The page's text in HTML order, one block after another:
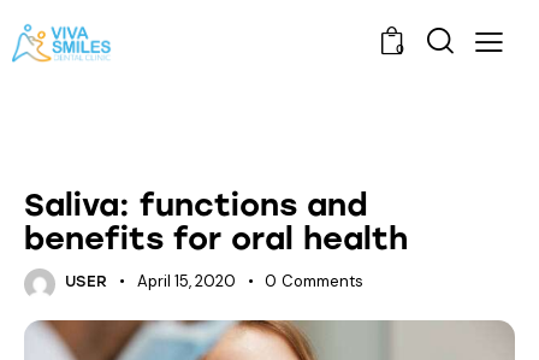
0
Saliva: functions and
benefits for oral health
USER April 15, 2020 0 Comments